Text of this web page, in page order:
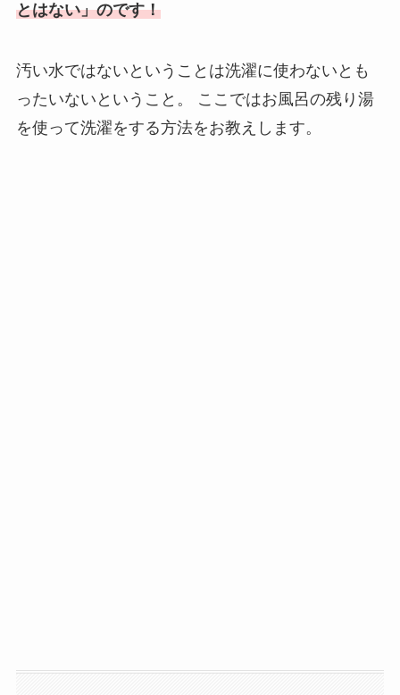
とはない」のです！
汚い水ではないということは洗濯に使わないとも
ったいないということ。
ここではお風呂の残り湯
を使って洗濯をする方法をお教えします。